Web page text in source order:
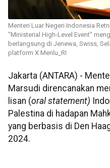
Menteri Luar Negeri Indonesia
"Ministerial High-Level Event"
berlangsung di Jenewa, Swiss,
platform X Menlu_RI
Jakarta (ANTARA) -
Marsudi direncanakan
lisan (oral statement)
Palestina di hadapan
yang berbasis di Den
2024.